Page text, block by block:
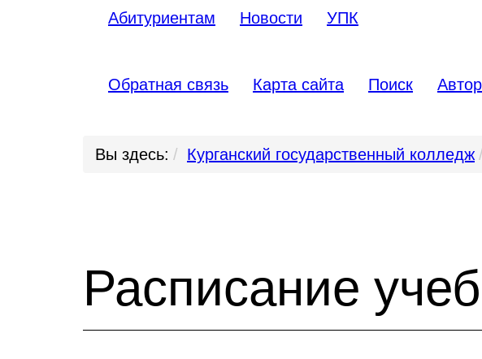
Абитуриентам
Новости УПК
Обратная связь Карта сайта Поиск
Вы здесь: Курганский государственный колледж
Расписание